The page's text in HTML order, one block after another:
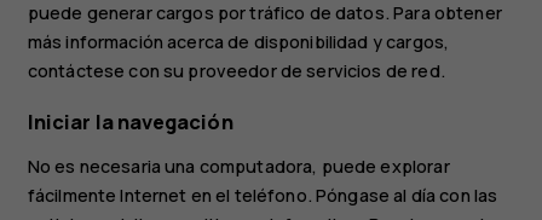
puede generar cargos por tráfico de datos. Para obtener
más información acerca de disponibilidad y cargos,
contáctese con su proveedor de servicios de red.
Iniciar la navegación
No es necesaria una computadora, puede explorar
fácilmente Internet en el teléfono. Póngase al día con las